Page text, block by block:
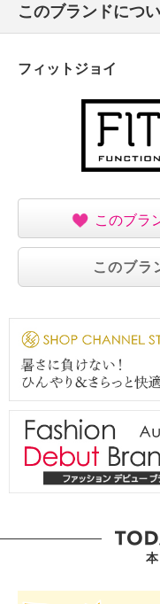
【重さ】
・片足約２００ｇ（
・個体差あり
【原産国（地）】
・カンボジア製
このブランドにつ
フィットジョイ
このブラ
このブラ